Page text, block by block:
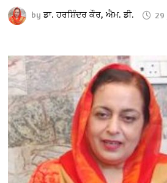
byਡਾ. ਹਰਸ਼ਿੰਦਰ ਕੌਰ, ਐਮ. ਡੀ. 29